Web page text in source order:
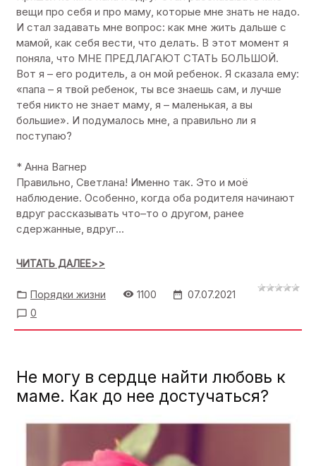
вещи про себя и про маму, которые мне знать не надо.
И стал задавать мне вопрос: как мне жить дальше с
мамой, как себя вести, что делать. В этот момент я
поняла, что МНЕ ПРЕДЛАГАЮТ СТАТЬ БОЛЬШОЙ.
Вот я – его родитель, а он мой ребенок. Я сказала ему:
«папа – я твой ребенок, ты все знаешь сам, и лучше
тебя никто не знает маму, я – маленькая, а вы
большие». И подумалось мне, а правильно ли я
поступаю?
* Анна Вагнер
Правильно, Светлана! Именно так. Это и моё
наблюдение. Особенно, когда оба родителя начинают
вдруг рассказывать что–то о другом, ранее
сдержанные, вдруг...
ЧИТАТЬ ДАЛЕЕ>>
Порядки жизни 1100
07.07.2021
0
Не могу в сердце найти любовь к
маме. Как до нее достучаться?